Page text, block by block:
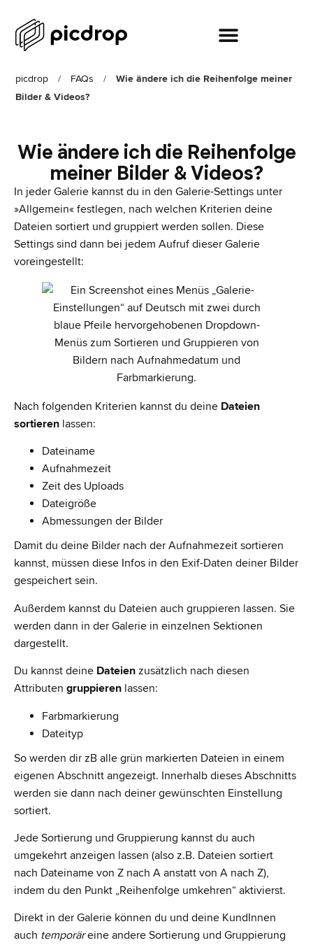
picdrop / FAQs /
Wie ändere ich die Reihenfolge meiner
Bilder & Videos?
Wie ändere ich die Reihenfolge
meiner Bilder & Videos?
In jeder Galerie kannst du in den Galerie-Settings unter
»Allgemein« festlegen, nach welchen Kriterien deine
Dateien sortiert und gruppiert werden sollen. Diese
Settings sind dann bei jedem Aufruf dieser Galerie
voreingestellt:
Nach folgenden Kriterien kannst du deine Dateien
sortieren lassen:
Dateiname
Aufnahmezeit
Zeit des Uploads
Dateigröße
Abmessungen der Bilder
Damit du deine Bilder nach der Aufnahmezeit sortieren
kannst, müssen diese Infos in den Exif-Daten deiner Bilder
gespeichert sein.
Außerdem kannst du Dateien auch gruppieren lassen. Sie
werden dann in der Galerie in einzelnen Sektionen
dargestellt.
Du kannst deine Dateien zusätzlich nach diesen
Attributen gruppieren lassen:
Farbmarkierung
Dateityp
So werden dir zB alle grün markierten Dateien in einem
eigenen Abschnitt angezeigt. Innerhalb dieses Abschnitts
werden sie dann nach deiner gewünschten Einstellung
sortiert.
Jede Sortierung und Gruppierung kannst du auch
umgekehrt anzeigen lassen (also z.B. Dateien sortiert
nach Dateiname von Z nach A anstatt von A nach Z),
indem du den Punkt „Reihenfolge umkehren“ aktivierst.
Direkt in der Galerie können du und deine KundInnen
auch temporäreine andere Sortierung und Gruppierung